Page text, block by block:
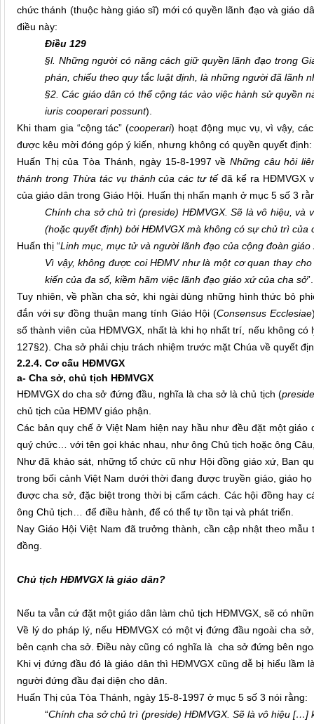
chức thánh (thuộc hàng giáo sĩ) mới có quyền lãnh đạo và giáo
điều này:
Điều 129
§l. Những người có năng cách giữ quyền lãnh đạo trong
phán, chiếu theo quy tắc luật định, là những người đã lãnh
§2. Các giáo dân có thể cộng tác vào việc hành sử quyền
iuris cooperari possunt).
Khi tham gia “cộng tác” (cooperari) hoạt động mục vụ, vì vậy,
được kêu mời đóng góp ý kiến, nhưng không có quyền quyết định:
Huấn Thị của Tòa Thánh, ngày 15-8-1997 vềNhững câu hỏi
thánh trong Thừa tác vụ thánh của các tư tếđã kể ra HĐMVGX
của giáo dân trong Giáo Hội. Huấn thị nhấn mạnh ở mục 5 số 3
Chính cha sở chủ trì (preside) HĐMVGX. Sẽ là vô hiệu,
(hoặc quyết định) bởi HĐMVGX mà không có sự chủ trì
Huấn thị “Linh mục, mục tử và người lãnh đạo của cộng đoàn giáo
Vì vậy, không được coi HĐMV như là một cơ quan thay
kiến của đa số, kiềm hãm việc lãnh đạo giáo xứ của cha sở”.
Tuy nhiên, về phần cha sở, khi ngài dùng những hình thức bỏ
đắn với sự đồng thuận mang tính Giáo Hội (Consensus Ecclesiae
số thành viên của HĐMVGX, nhất là khi họ nhất trí, nếu không
127§2). Cha sở phải chịu trách nhiệm trước mặt Chúa về quyết
2.2.4. Cơ cấu HĐMVGX
a- Cha sở, chủ tịch HĐMVGX
HĐMVGX do cha sở đứng đầu, nghĩa là cha sở là chủ tịch (
chủ tịch của HĐMV giáo phận.
Các bản quy chế ở Việt Nam hiện nay hầu như đều đặt một
quý chức… với tên gọi khác nhau, như ông Chủ tịch hoặc ông
Như đã khảo sát, những tổ chức cũ như Hội đồng giáo xứ, Ban
trong bối cảnh Việt Nam dưới thời đang được truyền giáo, giáo
được cha sở, đặc biệt trong thời bị cấm cách. Các hội đồng hay
ông Chủ tịch… để điều hành, để có thể tự tồn tại và phát triển.
Nay Giáo Hội Việt Nam đã trưởng thành, cần cập nhật theo
đồng.
Chủ tịch HĐMVGX là giáo dân?
Nếu ta vẫn cứ đặt một giáo dân làm chủ tịch HĐMVGX, sẽ có
Về lý do pháp lý, nếu HĐMVGX có một vị đứng đầu ngoài cha
bên cạnh cha sở. Điều này cũng có nghĩa là cha sở đứng bên
Khi vị đứng đầu đó là giáo dân thì HĐMVGX cũng dễ bị hiểu
người đứng đầu đại diện cho dân.
Huấn Thị của Tòa Thánh, ngày 15-8-1997 ở mục 5 số 3 nói rằng:
“Chính cha sở chủ trì (preside) HĐMVGX. Sẽ là vô hiệu